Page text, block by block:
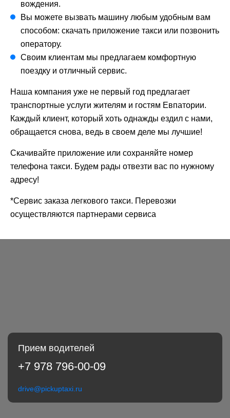
вождения.
Вы можете вызвать машину любым удобным вам
способом: скачать приложение такси или позвонить
оператору.
Своим клиентам мы предлагаем комфортную
поездку и отличный сервис.
Наша компания уже не первый год предлагает
транспортные услуги жителям и гостям Евпатории.
Каждый клиент, который хоть однажды ездил с нами,
обращается снова, ведь в своем деле мы лучшие!
Скачивайте приложение или сохраняйте номер
телефона такси. Будем рады отвезти вас по нужному
адресу!
*Сервис заказа легкового такси. Перевозки
осуществляются партнерами сервиса
Прием водителей
+7 978 796-00-09
drive@pickuptaxi.ru